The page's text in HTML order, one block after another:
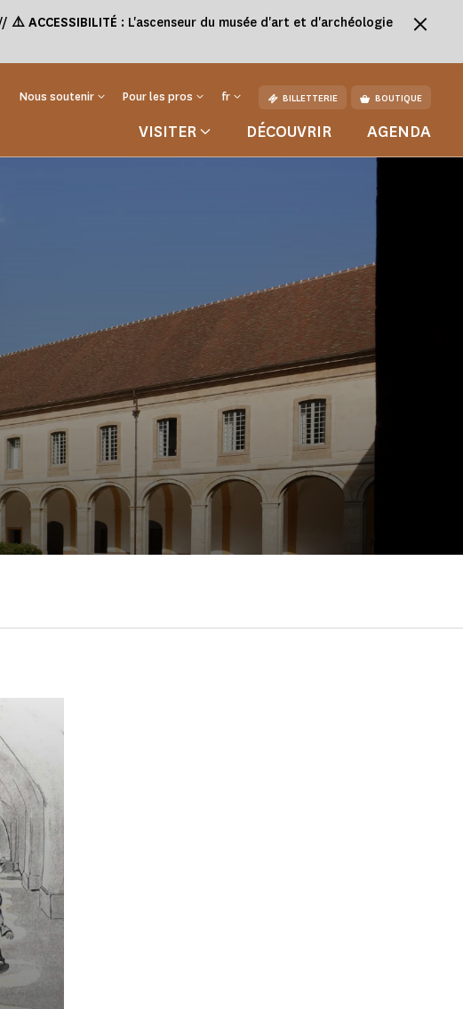
⚠️ ACCESSIBILITÉ : L'ascenseur du musée d'art et d'archéologie
Nous soutenir Pour les pros fr BILLETTERIE BOUTIQUE
VISITER DÉCOUVRIR AGENDA